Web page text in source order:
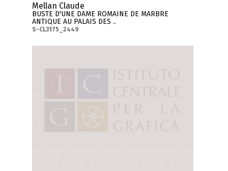
Mellan Claude
BUSTE D'UNE DAME ROMAINE DE MARBRE
ANTIQUE AU PALAIS DES ..
S-CL3175_2449